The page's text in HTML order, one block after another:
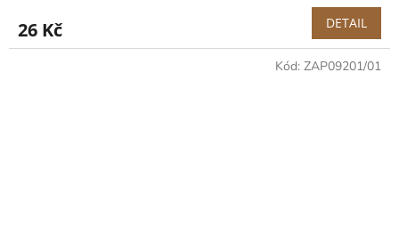
26 Kč DETAIL
Kód: ZAP09201/01